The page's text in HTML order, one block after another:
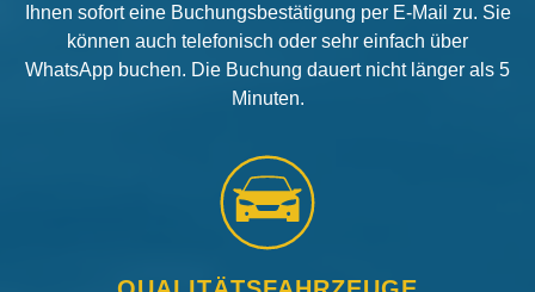
Ihnen sofort eine Buchungsbestätigung per E-Mail zu. Sie
können auch telefonisch oder sehr einfach über
WhatsApp buchen. Die Buchung dauert nicht länger als 5
Minuten.